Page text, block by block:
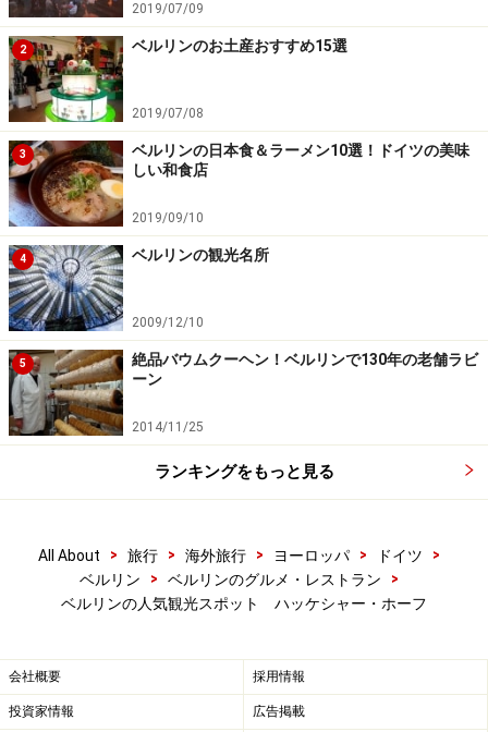
2019/07/09
2 ベルリンのお土産おすすめ15選
2019/07/08
3
ベルリンの日本食＆ラーメン10選！ドイツの美味
しい和食店
2019/09/10
4 ベルリンの観光名所
2009/12/10
5
絶品バウムクーヘン！ベルリンで130年の老舗ラビ
ーン
2014/11/25
ランキングをもっと見る
All About > 旅行 > 海外旅行 > ヨーロッパ > ドイツ
>
ベルリン
> ベルリンのグルメ・レストラン
>
ベルリンの人気観光スポット ハッケシャー・ホーフ
会社概要 採用情報
投資家情報 広告掲載